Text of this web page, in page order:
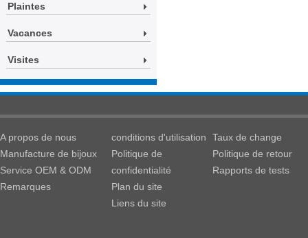
Plaintes
Vacances
Visites
A propos de nous
Manufacture de bijoux
Service OEM & ODM
Remarques
conditions d'utilisation
Politique de
confidentialité
Plan du site
Liens du site
Taux de change
Politique de retour
Rapports de tests